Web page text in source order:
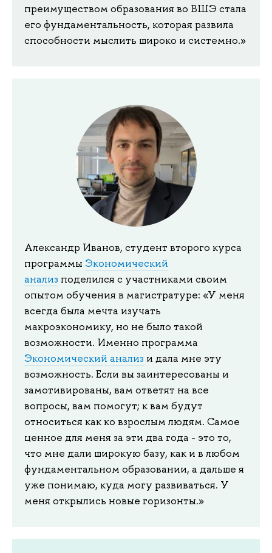
преимуществом образования во ВШЭ стала
его фундаментальность, которая развила
способности мыслить широко и системно.»
Александр Иванов, студент второго курса
программы Экономический
анализ поделился с участниками своим
опытом обучения в магистратуре: «У меня
всегда была мечта изучать
макроэкономику, но не было такой
возможности. Именно программа
Экономический анализ и дала мне эту
возможность. Если вы заинтересованы и
замотивированы, вам ответят на все
вопросы, вам помогут; к вам будут
относиться как ко взрослым людям. Самое
ценное для меня за эти два года - это то,
что мне дали широкую базу, как и в любом
фундаментальном образовании, а дальше я
уже понимаю, куда могу развиваться. У
меня открылись новые горизонты.»